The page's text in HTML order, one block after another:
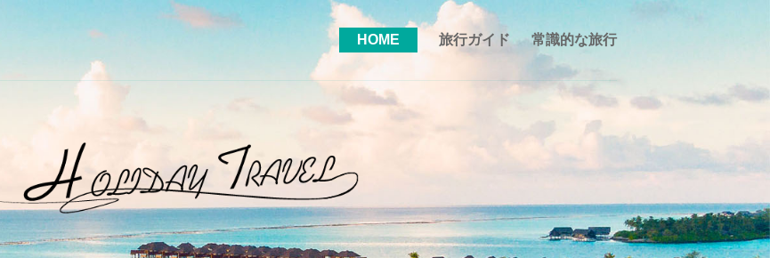
HOME 旅行ガイド 常識的な旅行